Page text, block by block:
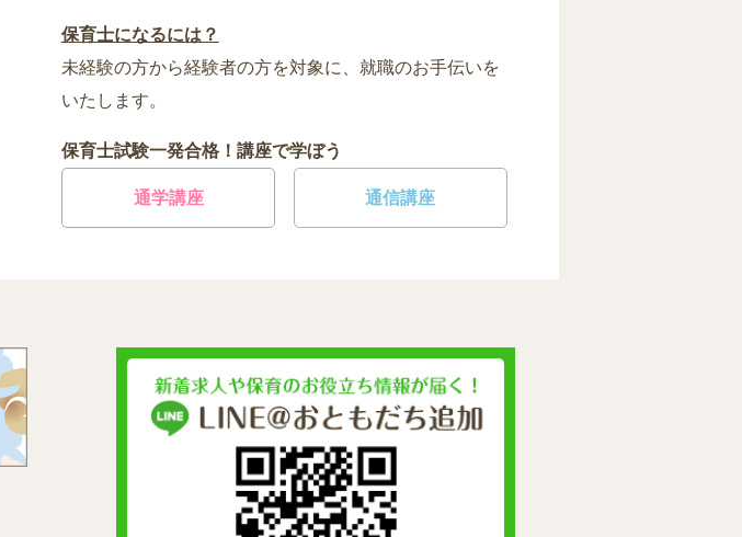
保育士になるには？
未経験の方から経験者の方を対象に、就職のお手伝いを
いたします。
保育士試験一発合格！講座で学ぼう
通学講座 通信講座